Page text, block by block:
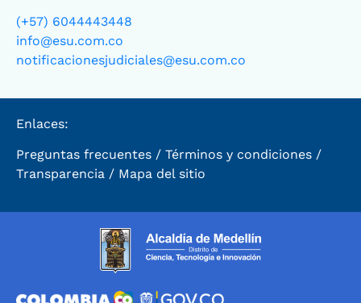
(+57) 6044443448
info@esu.com.co
notificacionesjudiciales@esu.com.co
Enlaces:
Preguntas frecuentes / Términos y condiciones /
Transparencia / Mapa del sitio